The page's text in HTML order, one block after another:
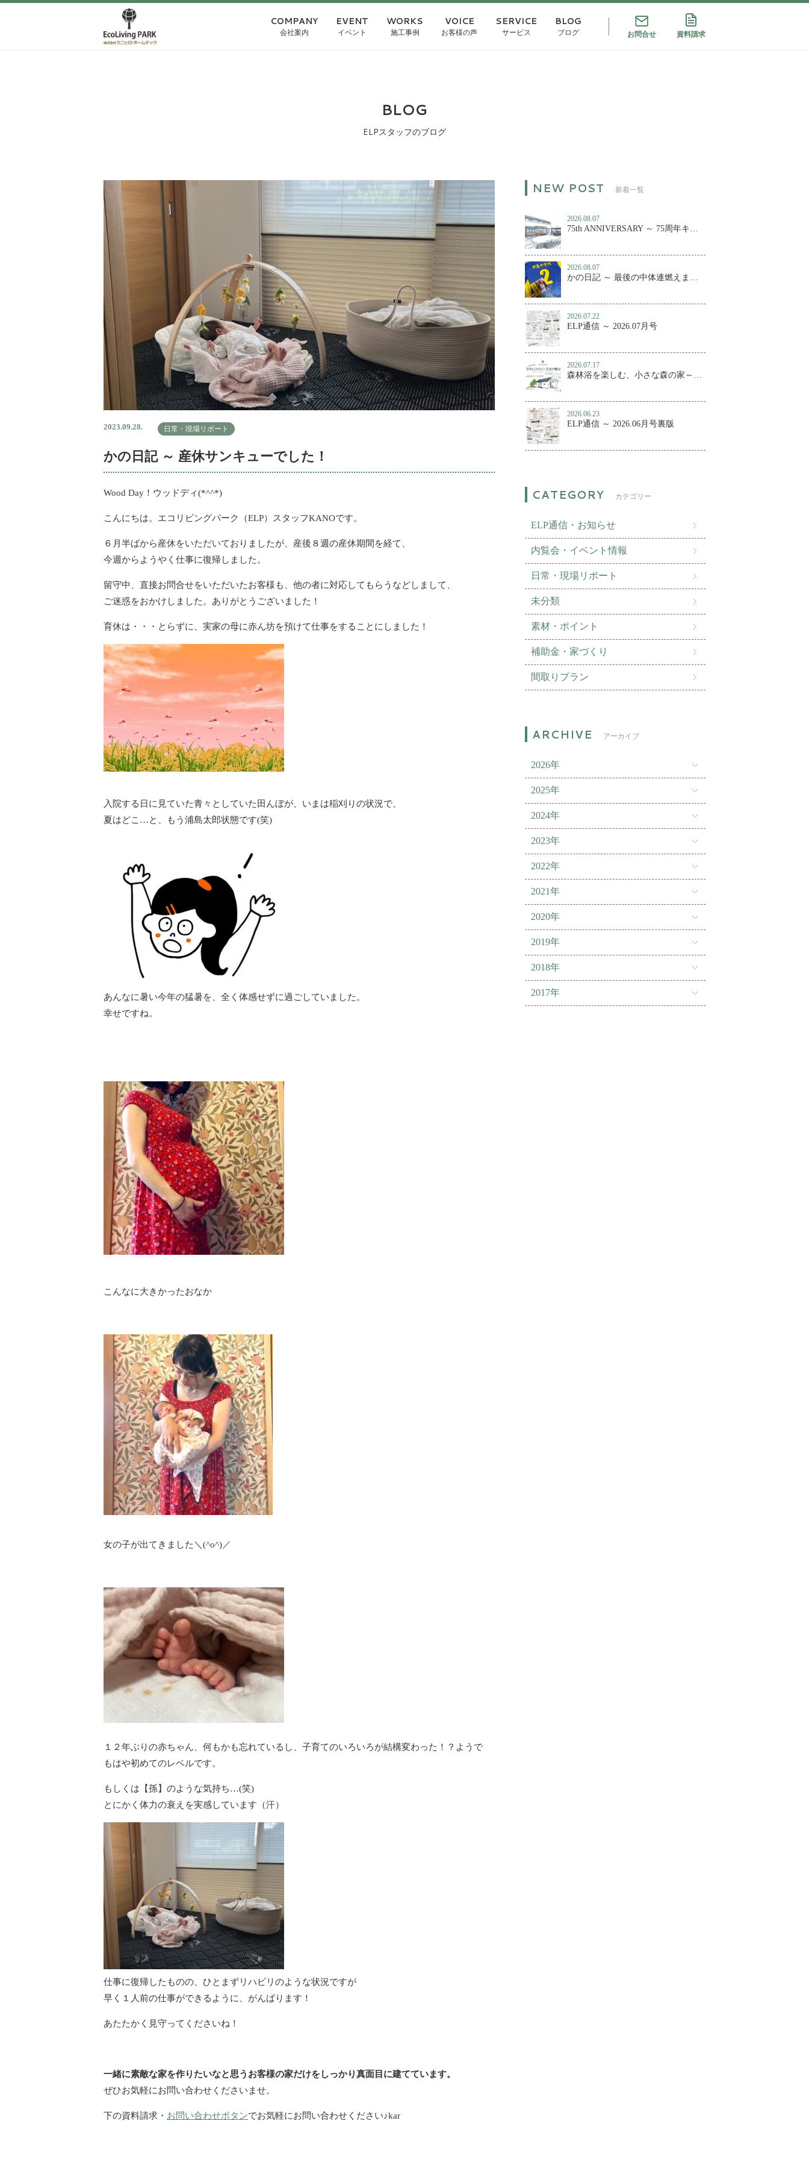
COMPANY
会社案内
EVENT
イベント
WORKS
施工事例
VOICE
お客様の声
SERVICE
サービス
BLOG
ブログ お問合せ 資料請求
BLOG
ELPスタッフのブログ
2023.09.28. 日常・現場リポート
かの日記 ～ 産休サンキューでした！
Wood Day！ウッドディ(*^^*)
こんにちは。エコリビングパーク（ELP）スタッフKANOです。
６月半ばから産休をいただいておりましたが、産後８週の産休期間を経て、
今週からようやく仕事に復帰しました。
留守中、直接お問合せをいただいたお客様も、他の者に対応してもらうなどしまして、
ご迷惑をおかけしました。ありがとうございました！
育休は・・・とらずに、実家の母に赤ん坊を預けて仕事をすることにしました！
入院する日に見ていた青々としていた田んぼが、いまは稲刈りの状況で、
夏はどこ…と、もう浦島太郎状態です(笑)
あんなに暑い今年の猛暑を、全く体感せずに過ごしていました。
幸せですね。
こんなに大きかったおなか
女の子が出てきました＼(^o^)／
１２年ぶりの赤ちゃん、何もかも忘れているし、子育てのいろいろが結構変わった！？ようで
もはや初めてのレベルです。
もしくは【孫】のような気持ち…(笑)
とにかく体力の衰えを実感しています（汗）
仕事に復帰したものの、ひとまずリハビリのような状況ですが
早く１人前の仕事ができるように、がんばります！
あたたかく見守ってくださいね！
一緒に素敵な家を作りたいなと思うお客様の家だけをしっかり真面目に建てています。
ぜひお気軽にお問い合わせくださいませ。
下の資料請求・ お問い合わせボタンでお気軽にお問い合わせください♪kar
新着一覧
2026.08.07
75th ANNIVERSARY ～ 75周年キャンペーン第２弾！
2026.08.07
かの日記 ～ 最後の中体連燃えました
2026.07.22
ELP通信 ～ 2026.07月号
2026.07.17
森林浴を楽しむ、小さな森の家～百年KUMIKO 完成内覧会
2026.06.23
ELP通信 ～ 2026.06月号裏版
カテゴリー
ELP通信・お知らせ
内覧会・イベント情報
日常・現場リポート
未分類
素材・ポイント
補助金・家づくり
間取りプラン
アーカイブ
2026年
2025年
2024年
2023年
2022年
2021年
2020年
2019年
2018年
2017年